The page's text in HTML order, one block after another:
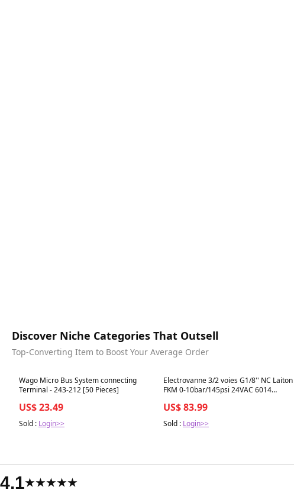
Discover Niche Categories That Outsell
Top-Converting Item to Boost Your Average Order
Best in 7 days
Wago Micro Bus System connecting
Terminal - 243-212 [50 Pieces]
US$ 23.49
Sold : Login>>
Best in 7 days
Electrovanne 3/2 voies G1/8'' NC Laiton
FKM 0-10bar/145psi 24VAC 6014
US$ 83.99
Sold : Login>>
4.1★★★★★